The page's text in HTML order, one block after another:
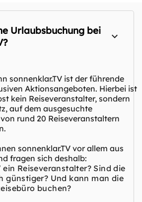
Urlaubsbuchung bei
sonnenklar.TV ist der führende
Aktionsangeboten. Hierbei ist
kein Reiseveranstalter, sondern
auf dem ausgesuchte
rund 20 Reiseveranstaltern
sonnenklar.TV vor allem aus
fragen sich deshalb:
ein Reiseveranstalter? Sind die
günstiger? Und kann man die
buchen?